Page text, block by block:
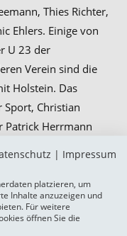
Thies Richter,
Ehlers. Einige von
U 23 der
Verein sind die
Holstein. Das
Sport, Christian
Patrick Herrmann
hatte. Und ihnen
Torben Marten, der
„Steilpass“ sagte:
Besonderes.“
| Impressum
platzieren, um
Inhalte anzuzeigen und
Für weitere
öffnen Sie die